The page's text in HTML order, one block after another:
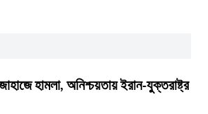
হামলা, অনিশ্চয়তায় ইরান-যুক্তরাষ্ট্র